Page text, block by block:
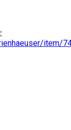
item/